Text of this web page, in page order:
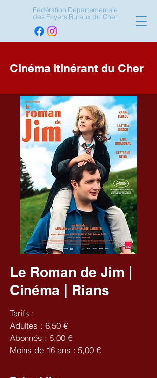
Fédération Départementale
des Foyers Ruraux du Cher
Cinéma itinérant du Cher
Le Roman de Jim |
Cinéma | Rians
Tarifs :
Adultes : 6,50 €
Abonnés : 5,00 €
Moins de 16 ans : 5,00 €